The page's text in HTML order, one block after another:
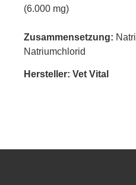
(6.000 mg)
Zusammensetzung:
Natriumchlorid
Hersteller: Vet Vital